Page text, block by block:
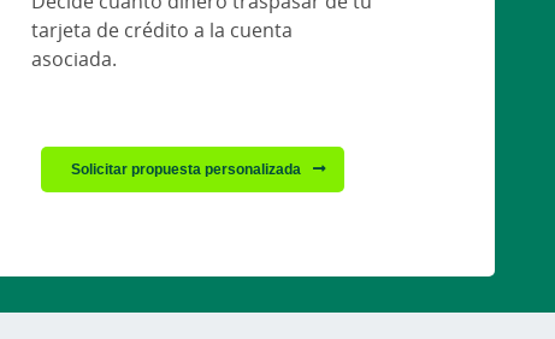
tarjeta de crédito a la cuenta
asociada.
Solicitar propuesta personalizada